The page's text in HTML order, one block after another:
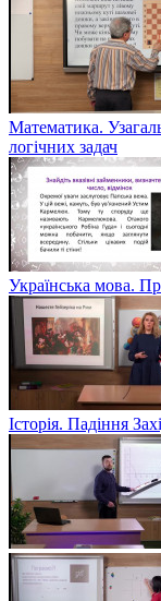
Математика.
логічних задач
Українська мова.
Історія. Падіння